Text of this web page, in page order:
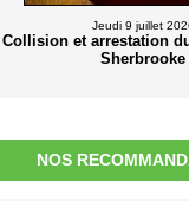
Jeudi 9 juillet
Collision et arrestation
Sherbrooke
NOS